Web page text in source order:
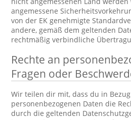
angemessene
von der EK genehmigte
andere, gemäß dem geltenden
rechtmäßig verbindliche
Rechte an
Fragen oder
Wir teilen dir mit, dass du in
personenbezogenen Daten die
durch die geltenden